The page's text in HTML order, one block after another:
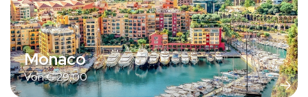
Monaco
Von€29,00